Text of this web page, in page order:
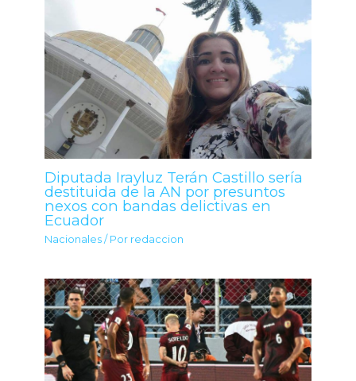
Diputada Irayluz Terán Castillo sería
destituida de la AN por presuntos
nexos con bandas delictivas en
Ecuador
Nacionales / Por redaccion